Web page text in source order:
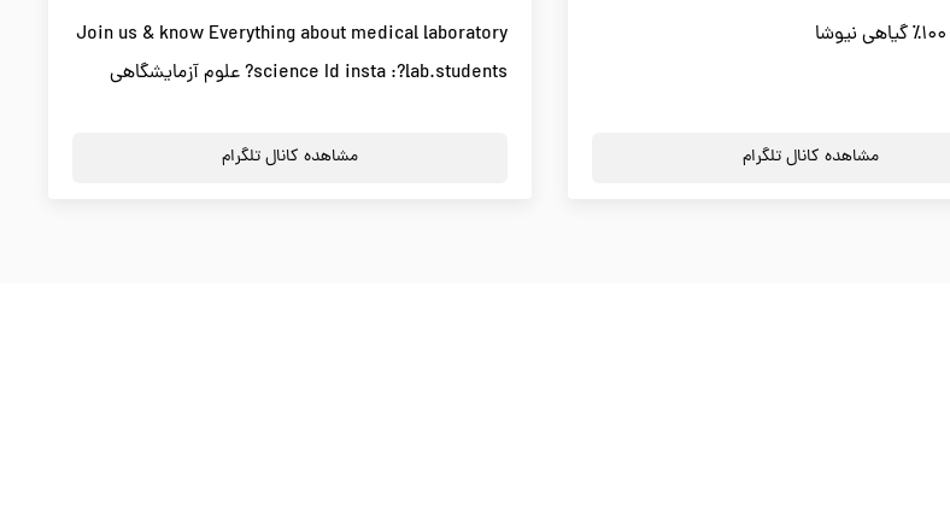
مشاهده کانال تلگرام
Join us & know Everything about medical laboratory
science Id insta :?lab.students? علوم آزمایشگاهی
مشاهده کانال تلگرام